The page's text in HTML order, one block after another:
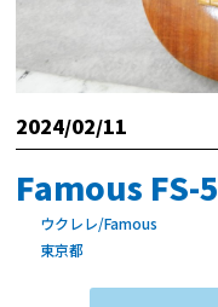
2024/02/11
Famous FS-5
ウクレレ/Famous
東京都